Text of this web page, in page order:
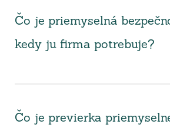
Čo je priemyselná
kedy ju firma potrebuje?
Čo je previerka